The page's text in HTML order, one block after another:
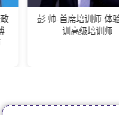
帅-首席培训师-体验式培
训高级培训师